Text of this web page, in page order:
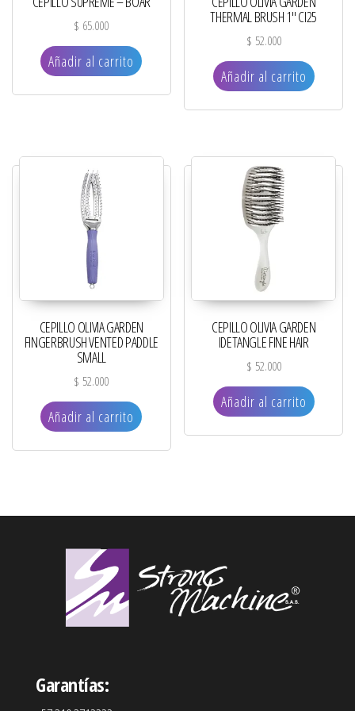
$ 65.000
Añadir al carrito
THERMAL BRUSH 1″ CI25
$ 52.000
Añadir al carrito
CEPILLO OLIVIA GARDEN
FINGERBRUSH VENTED PADDLE
SMALL
$ 52.000
Añadir al carrito
CEPILLO OLIVIA GARDEN
IDETANGLE FINE HAIR
$ 52.000
Añadir al carrito
Garantías: